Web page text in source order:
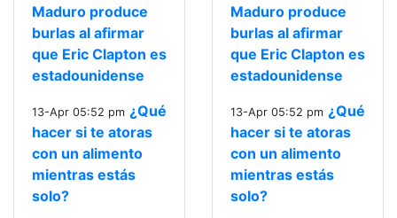
Maduro produce
burlas al afirmar
que Eric Clapton es
estadounidense
13-Apr 05:52 pm ¿Qué
hacer si te atoras
con un alimento
mientras estás
solo?
Maduro produce
burlas al afirmar
que Eric Clapton es
estadounidense
13-Apr 05:52 pm ¿Qué
hacer si te atoras
con un alimento
mientras estás
solo?